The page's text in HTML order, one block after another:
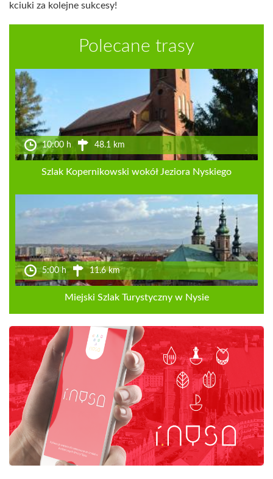
kciuki za kolejne sukcesy!
Polecane trasy
10:00 h 48.1 km
Szlak Kopernikowski wokół Jeziora Nyskiego
5:00 h 11.6 km
Miejski Szlak Turystyczny w Nysie